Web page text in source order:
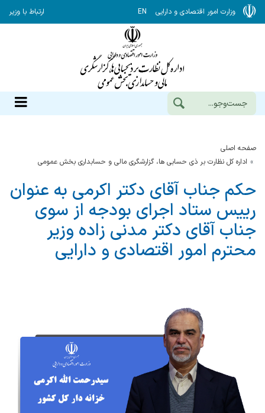
وزارت امور اقتصادی و دارایی EN ارتباط با وزیر
صفحه اصلی
اداره کل نظارت بر ذی حسابی ها، گزارشگری مالی و حسابداری بخش عمومی
حکم جناب آقای دکتر اکرمی به عنوان
رییس ستاد اجرای بودجه از سوی
جناب آقای دکتر مدنی زاده وزیر
محترم امور اقتصادی و دارایی